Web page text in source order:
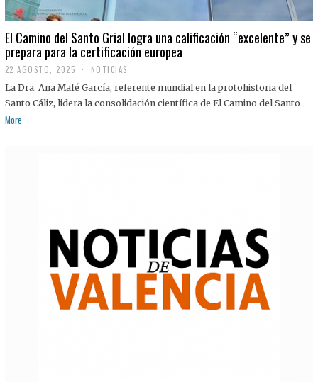
El Camino del Santo Grial logra una calificación “excelente” y se
prepara para la certificación europea
22 AGOSTO, 2025
2
A
G
NOTICIAS
La Dra. Ana Mafé García, referente mundial en la protohistoria del
Santo Cáliz, lidera la consolidación científica de El Camino del Santo
More